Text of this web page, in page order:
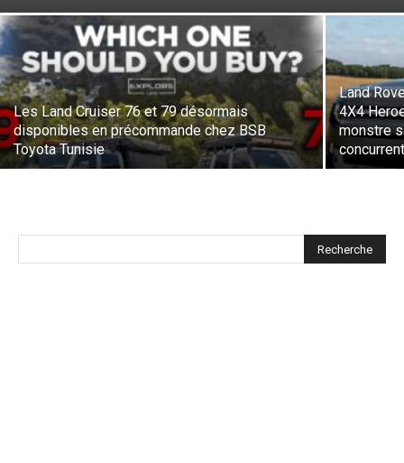
Les Land Cruiser 76 et 79 désormais
disponibles en précommande chez BSB
Toyota Tunisie
Land
4X4
monstre